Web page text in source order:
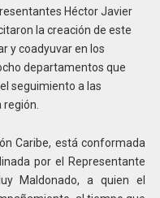
Héctor Javier
la creación de este
y coadyuvar en los
departamentos que
seguimiento a las
Caribe, está conformada
por el Representante
Maldonado, a quien el